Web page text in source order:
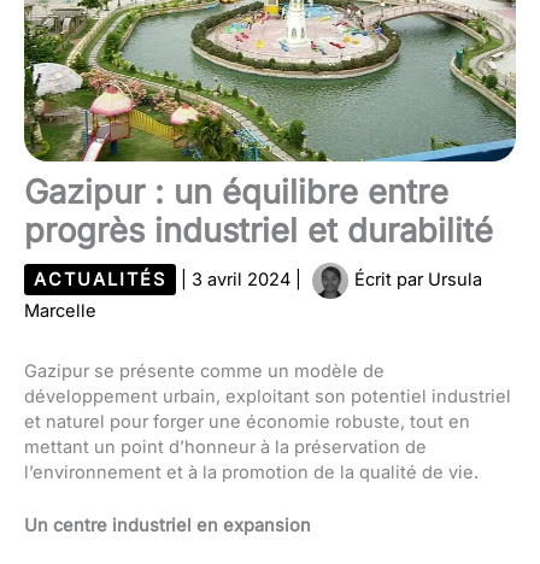
Gazipur : un équilibre entre
progrès industriel et durabilité
ACTUALITÉS 3 avril 2024 Écrit par Ursula
Marcelle
Gazipur se présente comme un modèle de
développement urbain, exploitant son potentiel industriel
et naturel pour forger une économie robuste, tout en
mettant un point d’honneur à la préservation de
l’environnement et à la promotion de la qualité de vie.
Un centre industriel en expansion